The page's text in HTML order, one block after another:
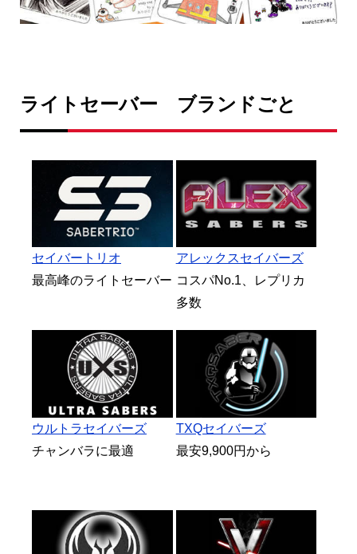
ライトセーバー ブランドごと
セイバートリオ
最高峰のライトセーバー
アレックスセイバーズ
コスパNo.1、レプリカ
多数
ウルトラセイバーズ
チャンバラに最適
TXQセイバーズ
最安9,900円から